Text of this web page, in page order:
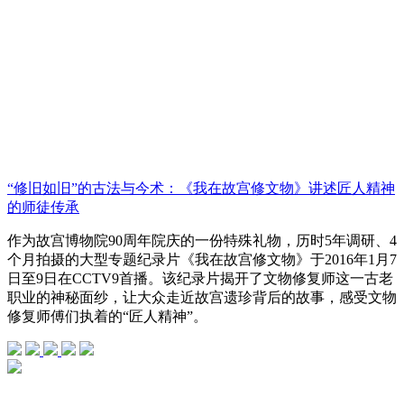
“修旧如旧”的古法与今术：《我在故宫修文物》讲述匠人精神
的师徒传承
作为故宫博物院90周年院庆的一份特殊礼物，历时5年调研、4
个月拍摄的大型专题纪录片《我在故宫修文物》于2016年1月7
日至9日在CCTV9首播。该纪录片揭开了文物修复师这一古老
职业的神秘面纱，让大众走近故宫遗珍背后的故事，感受文物
修复师傅们执着的“匠人精神”。